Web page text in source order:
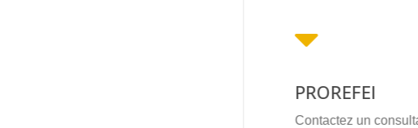
PROREFEI
Contactez un